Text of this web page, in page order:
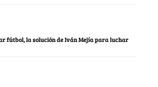
fútbol, la solución de Iván Mejía para luchar